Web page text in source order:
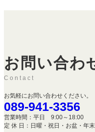
お問い合わ
Contact
お気軽にお問い合わせください。
089-941-3356
営業時間：平日 9:00～18:00
定 休 日：日曜・祝日・お盆・年